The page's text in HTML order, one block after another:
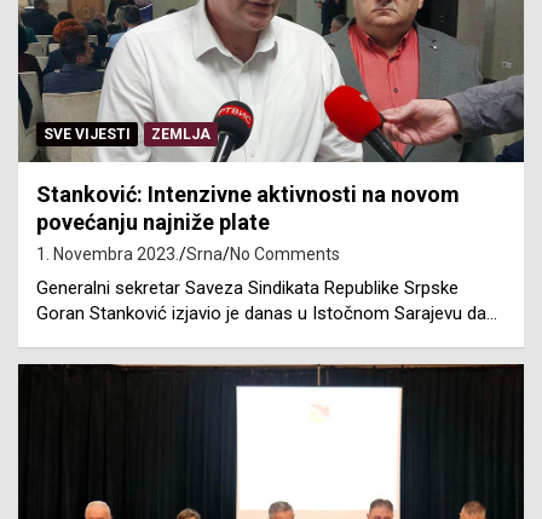
SVE VIJESTI ZEMLJA
Stanković: Intenzivne aktivnosti na novom
povećanju najniže plate
1. Novembra 2023. Srna No Comments
Generalni sekretar Saveza Sindikata Republike Srpske
Goran Stanković izjavio je danas u Istočnom Sarajevu da…